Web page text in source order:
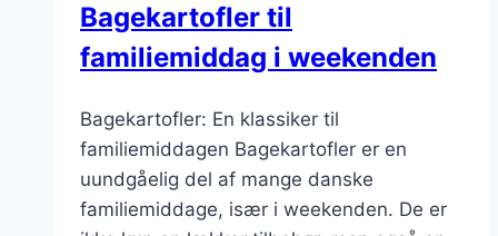
Bagekartofler til
familiemiddag i weekenden
Bagekartofler: En klassiker til
familiemiddagen Bagekartofler er en
uundgåelig del af mange danske
familiemiddage, især i weekenden. De er